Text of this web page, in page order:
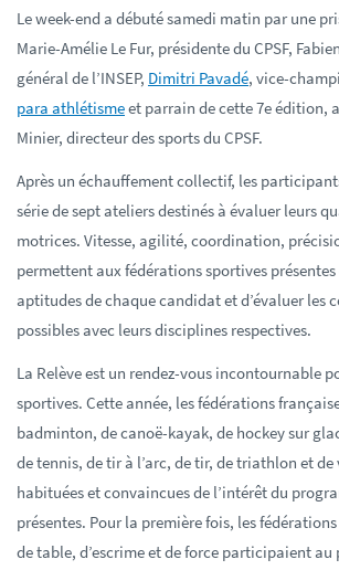
Le week-end a débuté samedi matin par une
Marie-Amélie Le Fur, présidente du CPSF,
général de l’INSEP, Dimitri Pavadé, vice-
para athlétismeet parrain de cette 7e édition,
Minier, directeur des sports du CPSF.
Après un échauffement collectif, les
série de sept ateliers destinés à évaluer leurs
motrices. Vitesse, agilité, coordination,
permettent aux fédérations sportives
aptitudes de chaque candidat et d’évaluer les
possibles avec leurs disciplines respectives.
La Relève est un rendez-vous incontournable
sportives. Cette année, les fédérations
badminton, de canoë-kayak, de hockey sur
de tennis, de tir à l’arc, de tir, de triathlon et
habituées et convaincues de l’intérêt du
présentes. Pour la première fois, les
de table, d’escrime et de force participaient au